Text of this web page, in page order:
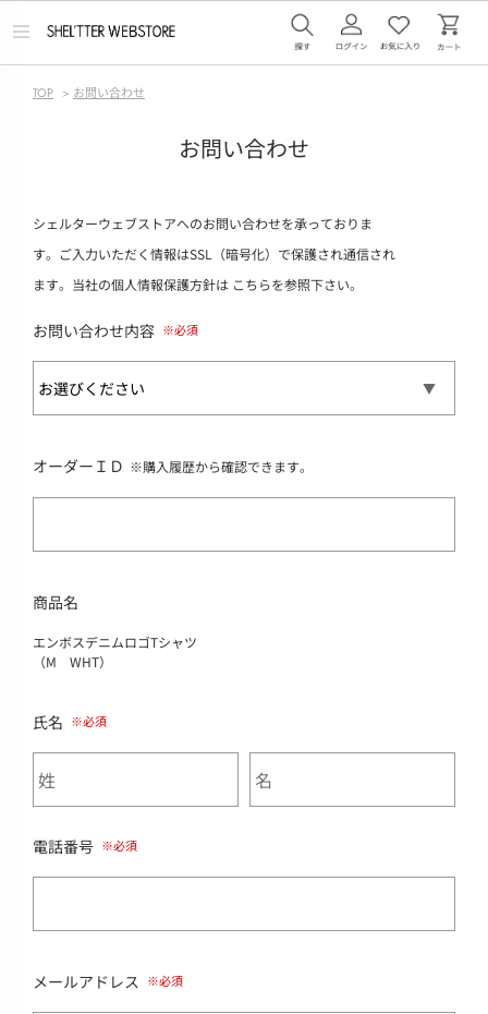
メ
TOP > お問い合わせ
お問い合わせ
シェルターウェブストアへのお問い合わせを承っておりま
す。ご入力いただく情報はSSL（暗号化）で保護され通信され
ます。当社の個人情報保護方針は こちらを参照下さい。
お問い合わせ内容
オーダーＩＤ ※購入履歴から確認できます。
商品名
エンボスデニムロゴTシャツ
（M WHT）
氏名
電話番号
メールアドレス